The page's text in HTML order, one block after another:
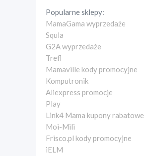
Popularne sklepy:
MamaGama wyprzedaże
Squla
G2A wyprzedaże
Trefl
Mamaville kody promocyjne
Komputronik
Aliexpress promocje
Play
Link4 Mama kupony rabatowe
Moi-Mili
Frisco.pl kody promocyjne
iELM